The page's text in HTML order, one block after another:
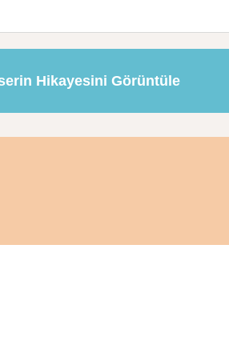
Hikayesini Görüntüle